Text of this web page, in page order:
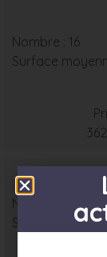
Nombre : 16
Surface
Nombre : 11
Surface